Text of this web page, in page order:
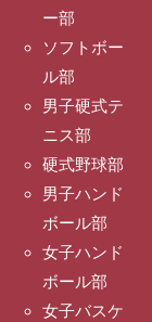
ー部
ソフトボー
ル部
男子硬式テ
ニス部
硬式野球部
男子ハンド
ボール部
女子ハンド
ボール部
女子バスケ